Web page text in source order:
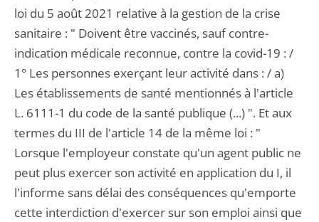
loi du 5 août 2021 relative à la gestion de la crise
sanitaire : " Doivent être vaccinés, sauf contre-
indication médicale reconnue, contre la covid-19 : /
1° Les personnes exerçant leur activité dans : / a)
Les établissements de santé mentionnés à l'article
L. 6111-1 du code de la santé publique (...) ". Et aux
termes du III de l'article 14 de la même loi : "
Lorsque l'employeur constate qu'un agent public ne
peut plus exercer son activité en application du I, il
l'informe sans délai des conséquences qu'emporte
cette interdiction d'exercer sur son emploi ainsi que